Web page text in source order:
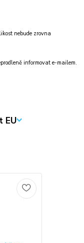
nebude zrovna
informovat e-mailem.
EU